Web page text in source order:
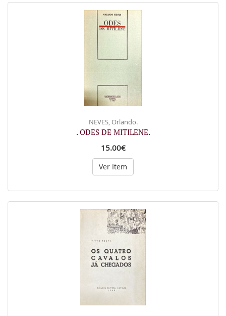
NEVES, Orlando.
. ODES DE MITILENE.
15.00€
Ver Item